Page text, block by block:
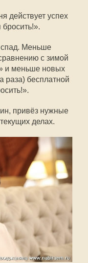
действует успех
спад. Меньше
с зимой
и меньше новых
раза) бесплатной
привёз нужные
делах.